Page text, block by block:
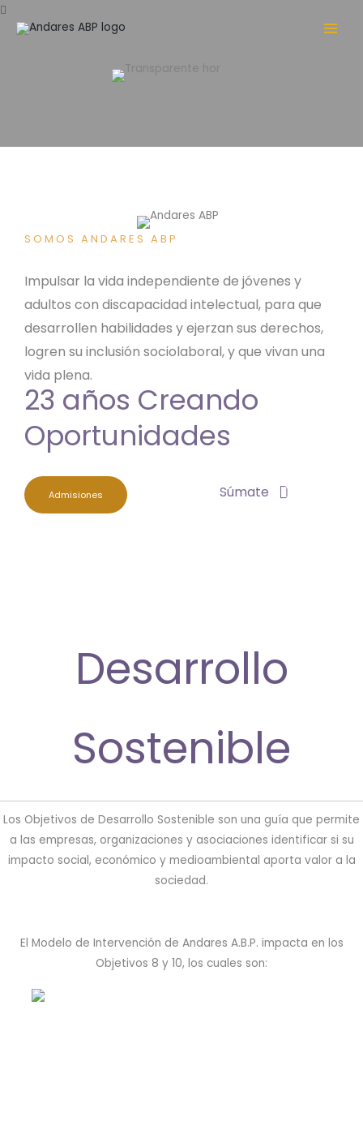
Ir
SOMOS ANDARES ABP
Impulsar la vida independiente de jóvenes y
adultos con discapacidad intelectual, para que
desarrollen habilidades y ejerzan sus derechos,
logren su inclusión sociolaboral, y que vivan una
vida plena.
23 años Creando
Oportunidades
Admisiones Súmate
Desarrollo
Sostenible
Los Objetivos de Desarrollo Sostenible son una guía que permite
a las empresas, organizaciones y asociaciones identificar si su
impacto social, económico y medioambiental aporta valor a la
sociedad.
El Modelo de Intervención de Andares A.B.P. impacta en los
Objetivos 8 y 10, los cuales son:
Trabajo decente y crecimiento